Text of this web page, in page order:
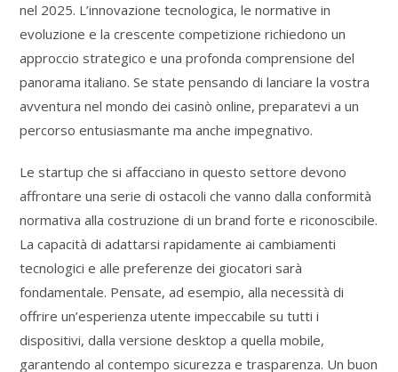
nel 2025. L’innovazione tecnologica, le normative in
evoluzione e la crescente competizione richiedono un
approccio strategico e una profonda comprensione del
panorama italiano. Se state pensando di lanciare la vostra
avventura nel mondo dei casinò online, preparatevi a un
percorso entusiasmante ma anche impegnativo.
Le startup che si affacciano in questo settore devono
affrontare una serie di ostacoli che vanno dalla conformità
normativa alla costruzione di un brand forte e riconoscibile.
La capacità di adattarsi rapidamente ai cambiamenti
tecnologici e alle preferenze dei giocatori sarà
fondamentale. Pensate, ad esempio, alla necessità di
offrire un’esperienza utente impeccabile su tutti i
dispositivi, dalla versione desktop a quella mobile,
garantendo al contempo sicurezza e trasparenza. Un buon